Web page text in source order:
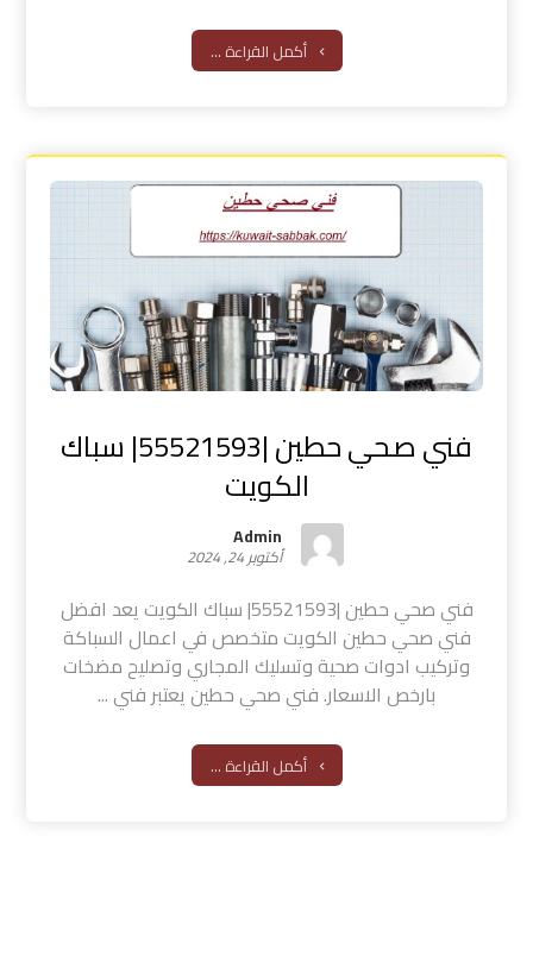
أكمل القراءة ...
فني صحي حطين |55521593| سباك
الكويت
Admin
أكتوبر 24, 2024
فني صحي حطين |55521593| سباك الكويت يعد افضل
فني صحي حطين الكويت متخصص في اعمال السباكة
وتركيب ادوات صحية وتسليك المجاري وتصليح مضخات
بارخص الاسعار. فني صحي حطين يعتبر فني ...
أكمل القراءة ...